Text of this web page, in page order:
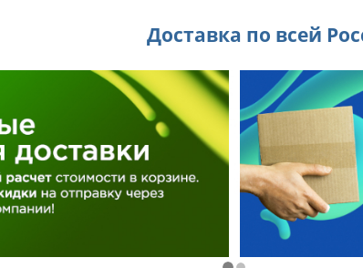
Доставка по всей